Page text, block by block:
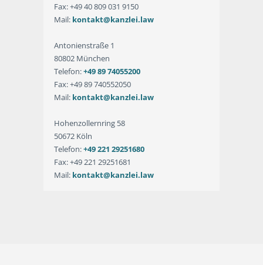
Fax: +49 40 809 031 9150
Mail: kontakt@kanzlei.law
Antonienstraße 1
80802 München
Telefon:+49 89 74055200
Fax: +49 89 740552050
Mail: kontakt@kanzlei.law
Hohenzollernring 58
50672 Köln
Telefon:+49 221 29251680
Fax: +49 221 29251681
Mail: kontakt@kanzlei.law